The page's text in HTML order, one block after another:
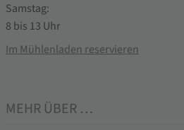
Samstag:
8 bis 13 Uhr
Im Mühlenladen reservieren
MEHR ÜBER …